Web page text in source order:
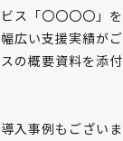
ス「〇〇〇〇」
広い支援実績が
の概要資料を添
入事例もござい